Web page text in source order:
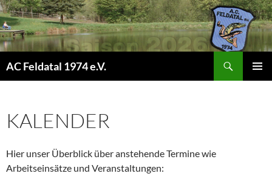
AC Feldatal 1974 e.V.
KALENDER
Hier unser Überblick über anstehende Termine wie
Arbeitseinsätze und Veranstaltungen: